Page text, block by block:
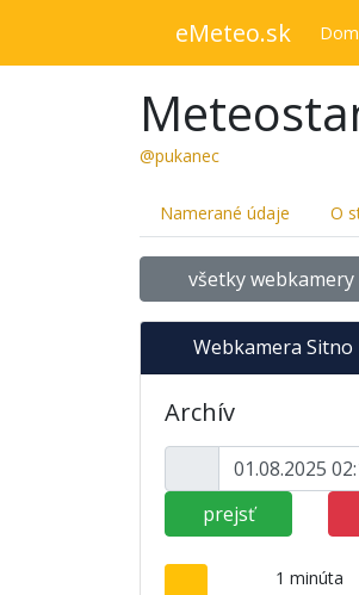
eMeteo.sk
@pukanec
Namerané údaje O
všetky webkamery
Webkamera Sitno
Archív
prejsť
1 minúta